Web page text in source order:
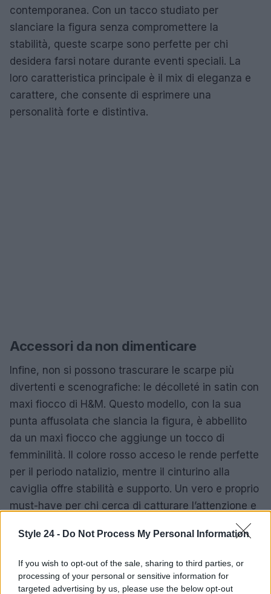
Style 24 - Do Not Process My Personal Information
If you wish to opt-out of the sale, sharing to third parties, or
processing of your personal or sensitive information for
targeted advertising by us, please use the below opt-out
contemporanea. Con un tacco studiato per
slanciare la figura senza compromettere la
stabilità, queste scarpe sono perfette per chi
desidera farsi notare durante eventi speciali. La
loro caratteristica principale è il mix di eleganza e
carattere, che consente di esprimere una
personalità forte e distintiva.
Accessori da non dimenticare
Infine, non si possono trascurare le scarpe più
divertenti e scenografiche: le décolleté in satin con
maxi fiocco di H&M. Questo modello, con la sua
punta affusolata che slancia la figura, è abbellito
da un maxi fiocco che aggiunge un tocco di
femminilità. Il colore rosso acceso le rende perfette
per il periodo natalizio, mentre il cinturino alla
caviglia offre stabilità e supporto. Un vero e proprio
must-have per chi cerca di catturare l’attenzione e
propria personalità attraverso la moda. Scegliere le
scarpe giuste può fare la differenza, rendendo ogni